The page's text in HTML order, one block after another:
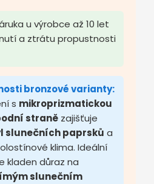
u výrobce až 10 let
a ztrátu propustnosti
bronzové varianty:
s mikroprizmatickou
straně zajišťuje
slunečních paprsků a
klima. Ideální
kladen důraz na
slunečním